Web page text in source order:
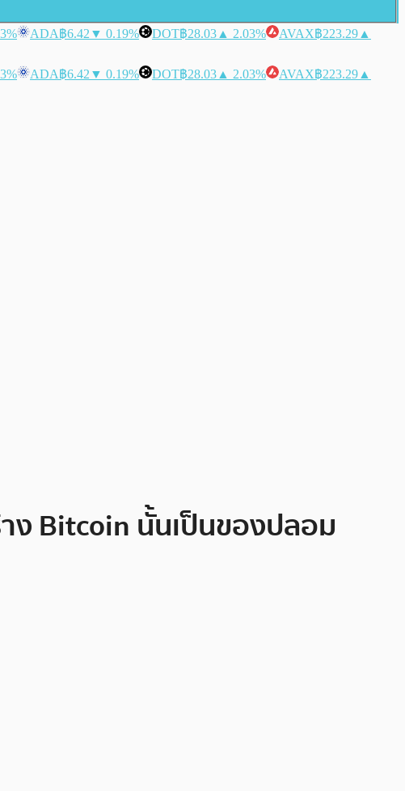
ADA฿6.42 ▼ 0.19% DOT฿28.03 ▲ 2.03% AVAX฿223.29 ▲
ADA฿6.42 ▼ 0.19% DOT฿28.03 ▲ 2.03% AVAX฿223.29 ▲
Bitcoin นั้นเป็นของปลอม